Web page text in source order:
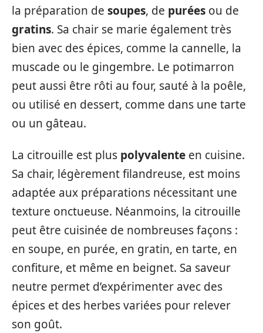
la préparation de soupes, de purées ou de
gratins. Sa chair se marie également très
bien avec des épices, comme la cannelle, la
muscade ou le gingembre. Le potimarron
peut aussi être rôti au four, sauté à la poêle,
ou utilisé en dessert, comme dans une tarte
ou un gâteau.
La citrouille est plus polyvalente en cuisine.
Sa chair, légèrement filandreuse, est moins
adaptée aux préparations nécessitant une
texture onctueuse. Néanmoins, la citrouille
peut être cuisinée de nombreuses façons :
en soupe, en purée, en gratin, en tarte, en
confiture, et même en beignet. Sa saveur
neutre permet d’expérimenter avec des
épices et des herbes variées pour relever
son goût.